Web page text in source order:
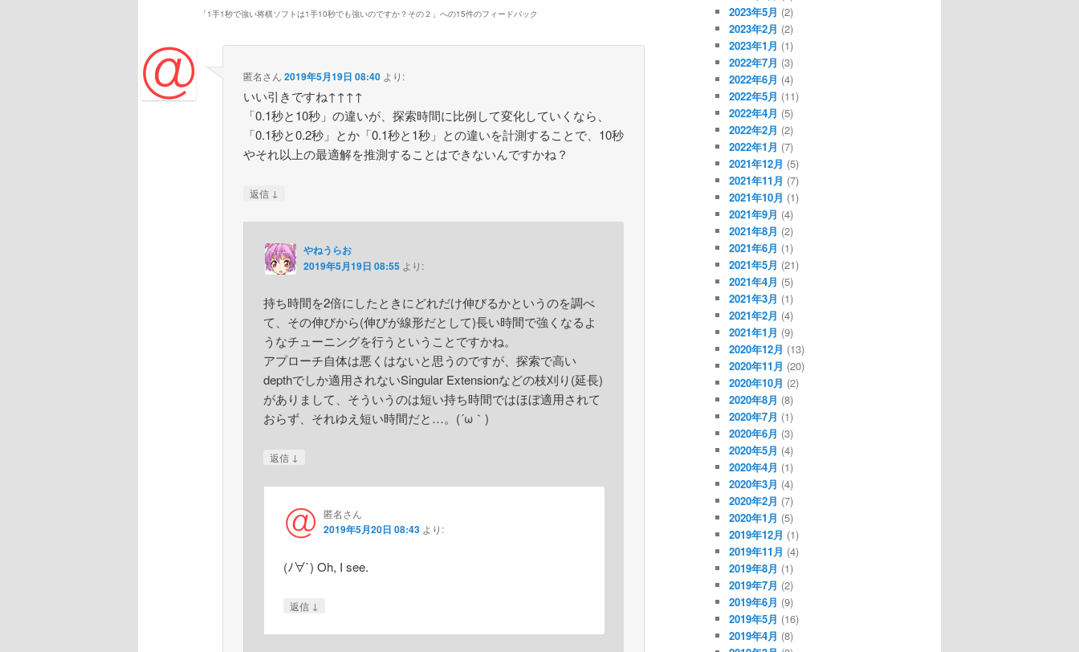
「1手1秒で強い将棋ソフトは1手10秒でも強いのですか？その２ 」への15件のフィードバック
匿名さん 2019年5月19日 08:40 より:
いい引きですね↑↑↑↑
「0.1秒と10秒」の違いが、探索時間に比例して変化していくなら、
「0.1秒と0.2秒」とか「0.1秒と1秒」との違いを計測することで、10秒
やそれ以上の最適解を推測することはできないんですかね？
返信 ↓
やねうらお
2019年5月19日 08:55 より:
持ち時間を2倍にしたときにどれだけ伸びるかというのを調べ
て、その伸びから(伸びが線形だとして)長い時間で強くなるよ
うなチューニングを行うということですかね。
アプローチ自体は悪くはないと思うのですが、探索で高い
depthでしか適用されないSingular Extensionなどの枝刈り(延長)
がありまして、そういうのは短い持ち時間ではほぼ適用されて
おらず、それゆえ短い時間だと…。(´ω｀)
返信 ↓
匿名さん
2019年5月20日 08:43 より:
(ﾉ∀`) Oh, I see.
返信 ↓
2023年5月 (2)
2023年2月 (2)
2023年1月 (1)
2022年7月 (3)
2022年6月 (4)
2022年5月 (11)
2022年4月 (5)
2022年2月 (2)
2022年1月 (7)
2021年12月 (5)
2021年11月 (7)
2021年10月 (1)
2021年9月 (4)
2021年8月 (2)
2021年6月 (1)
2021年5月 (21)
2021年4月 (5)
2021年3月 (1)
2021年2月 (4)
2021年1月 (9)
2020年12月 (13)
2020年11月 (20)
2020年10月 (2)
2020年8月 (8)
2020年7月 (1)
2020年6月 (3)
2020年5月 (4)
2020年4月 (1)
2020年3月 (4)
2020年2月 (7)
2020年1月 (5)
2019年12月 (1)
2019年11月 (4)
2019年8月 (1)
2019年7月 (2)
2019年6月 (9)
2019年5月 (16)
2019年4月 (8)